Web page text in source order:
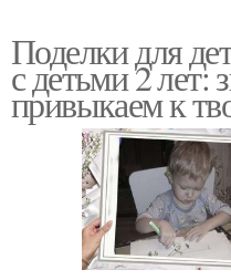
Поделки для
с детьми 2 лет:
привыкаем к